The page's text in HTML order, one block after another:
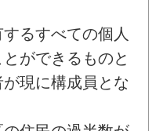
るすべての個人
ができるものと
現に構成員とな